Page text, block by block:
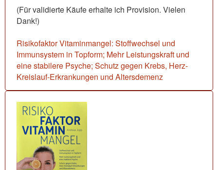
(Für validierte Käufe erhalte ich Provision. Vielen
Dank!)
Risikofaktor Vitaminmangel: Stoffwechsel und
Immunsystem in Topform; Mehr Leistungskraft und
eine stabilere Psyche; Schutz gegen Krebs, Herz-
Kreislauf-Erkrankungen und Altersdemenz